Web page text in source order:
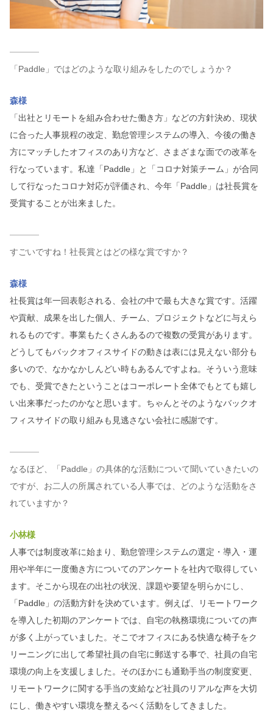
「Paddle」ではどのような取り組みをしたのでしょうか？
森様
「出社とリモートを組み合わせた働き方」などの方針決め、現状
に合った人事規程の改定、勤怠管理システムの導入、今後の働き
方にマッチしたオフィスのあり方など、さまざまな面での改革を
行なっています。私達「Paddle」と「コロナ対策チーム」が合同
して行なったコロナ対応が評価され、今年「Paddle」は社長賞を
受賞することが出来ました。
すごいですね！社長賞とはどの様な賞ですか？
森様
社長賞は年一回表彰される、会社の中で最も大きな賞です。活躍
や貢献、成果を出した個人、チーム、プロジェクトなどに与えら
れるものです。事業もたくさんあるので複数の受賞があります。
どうしてもバックオフィスサイドの動きは表には見えない部分も
多いので、なかなかしんどい時もあるんですよね。そういう意味
でも、受賞できたということはコーポレート全体でもとても嬉し
い出来事だったのかなと思います。ちゃんとそのようなバックオ
フィスサイドの取り組みも見逃さない会社に感謝です。
なるほど、「Paddle」の具体的な活動について聞いていきたいの
ですが、お二人の所属されている人事では、どのような活動をさ
れていますか？
小林様
人事では制度改革に始まり、勤怠管理システムの選定・導入・運
用や半年に一度働き方についてのアンケートを社内で取得してい
ます。そこから現在の出社の状況、課題や要望を明らかにし、
「Paddle」の活動方針を決めています。例えば、リモートワーク
を導入した初期のアンケートでは、自宅の執務環境についての声
が多く上がっていました。そこでオフィスにある快適な椅子をク
リーニングに出して希望社員の自宅に郵送する事で、社員の自宅
環境の向上を支援しました。そのほかにも通勤手当の制度変更、
リモートワークに関する手当の支給など社員のリアルな声を大切
にし、働きやすい環境を整えるべく活動をしてきました。